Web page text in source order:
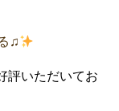
♫
評いただいてお